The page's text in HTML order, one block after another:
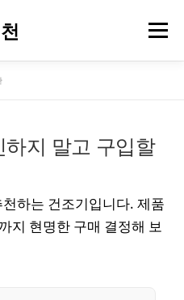
메뉴
지 말고 구입할
하는 건조기입니다. 제품
지 현명한 구매 결정해 보